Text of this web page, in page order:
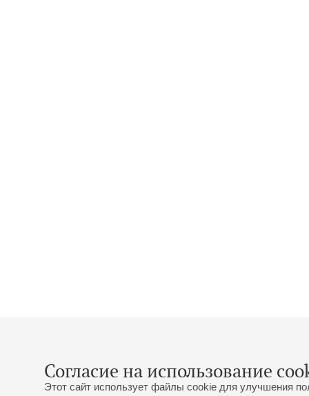
Согласие на использование
Этот сайт использует файлы cookie для улучшения